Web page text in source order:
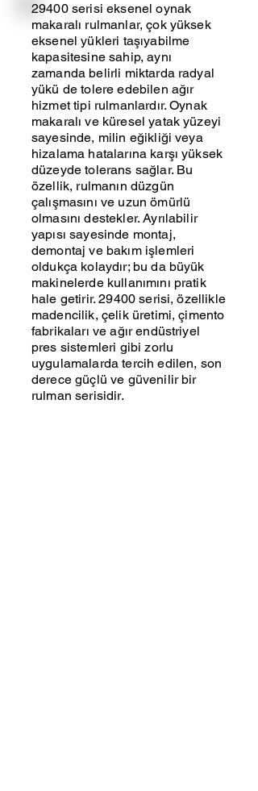
29400 serisi eksenel oynak
makaralı rulmanlar, çok yüksek
eksenel yükleri taşıyabilme
kapasitesine sahip, aynı
zamanda belirli miktarda radyal
yükü de tolere edebilen ağır
hizmet tipi rulmanlardır. Oynak
makaralı ve küresel yatak yüzeyi
sayesinde, milin eğikliği veya
hizalama hatalarına karşı yüksek
düzeyde tolerans sağlar. Bu
özellik, rulmanın düzgün
çalışmasını ve uzun ömürlü
olmasını destekler. Ayrılabilir
yapısı sayesinde montaj,
demontaj ve bakım işlemleri
oldukça kolaydır; bu da büyük
makinelerde kullanımını pratik
hale getirir. 29400 serisi, özellikle
madencilik, çelik üretimi, çimento
fabrikaları ve ağır endüstriyel
pres sistemleri gibi zorlu
uygulamalarda tercih edilen, son
derece güçlü ve güvenilir bir
rulman serisidir.